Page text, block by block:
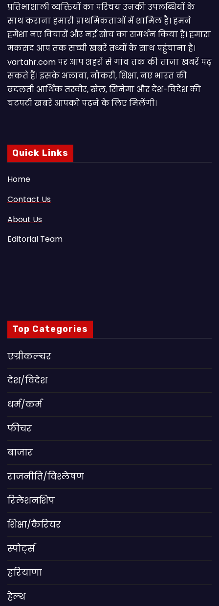
प्रतिभाशाली व्यक्तियों का परिचय उनकी उपलब्धियों के
साथ कराना हमारी प्राथमिकताओं में शामिल है। हमने
हमेशा नए विचारों और नई सोच का समर्थन किया है। हमारा
मकसद आप तक सच्ची खबरें तथ्यों के साथ पहुंचाना है।
vartahr.com पर आप शहरों से गांव तक की ताजा खबरें पढ़
सकते हैं। इसके अलावा, नौकरी, शिक्षा, नए भारत की
बदलती आर्थिक तस्वीर, खेल, सिनेमा और देश-विदेश की
चटपटी खबरें आपकाे पढ़ने के लिए मिलेंगी।
Quick Links
Home
Contact Us
About Us
Editorial Team
Top Categories
एग्रीकल्चर
देश/विदेश
धर्म/कर्म
फीचर
बाजार
राजनीति/विश्लेषण
रिलेशनशिप
शिक्षा/कैरियर
स्पोर्ट्स
हरियाणा
हेल्थ